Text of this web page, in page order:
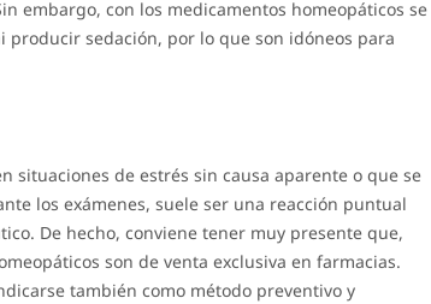
embargo, con los medicamentos homeopáticos se
sedación, por lo que son idóneos para
de estrés sin causa aparente o que se
los exámenes, suele ser una reacción puntual
De hecho, conviene tener muy presente que,
son de venta exclusiva en farmacias.
también como método preventivo y